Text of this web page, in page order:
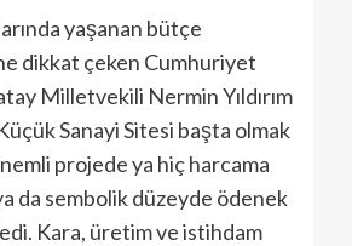
yaşanan bütçe
dikkat çeken Cumhuriyet
Milletvekili Nermin Yıldırım
Sanayi Sitesi başta olmak
projede ya hiç harcama
ya da sembolik düzeyde ödenek
Kara, üretim ve istihdam